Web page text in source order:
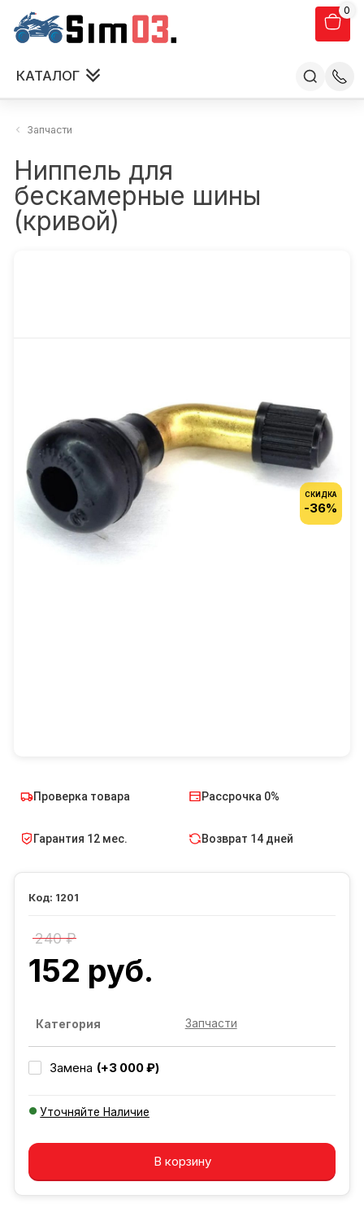
0
КАТАЛОГ
Запчасти
Ниппель для
бескамерные шины
(кривой)
СКИДКА
-36%
Проверка товара Рассрочка 0%
Гарантия 12 мес. Возврат 14 дней
1201
240 ₽
152 руб.
Категория Запчасти
Замена (+3 000 ₽)
Уточняйте Наличие
Добавляется...
В корзину